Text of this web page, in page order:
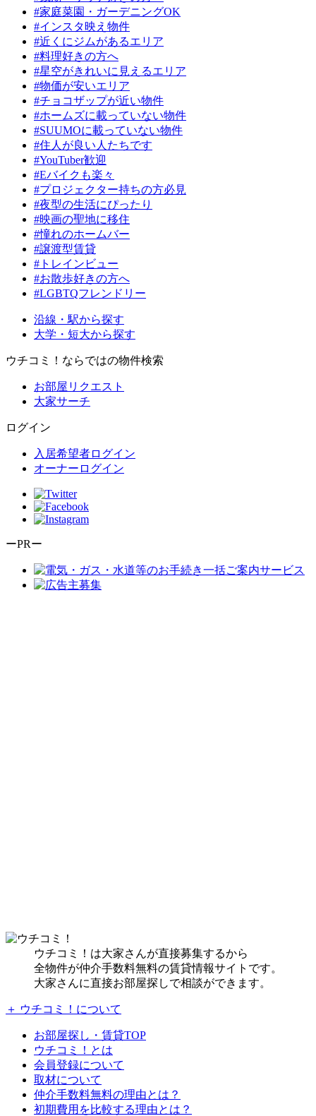
#家庭菜園・ガーデニングOK
#インスタ映え物件
#近くにジムがあるエリア
#料理好きの方へ
#星空がきれいに見えるエリア
#物価が安いエリア
#チョコザップが近い物件
#ホームズに載っていない物件
#SUUMOに載っていない物件
#住人が良い人たちです
#YouTuber歓迎
#Eバイクも楽々
#プロジェクター持ちの方必見
#夜型の生活にぴったり
#映画の聖地に移住
#憧れのホームバー
#譲渡型賃貸
#トレインビュー
#お散歩好きの方へ
#LGBTQフレンドリー
沿線・駅から探す
大学・短大から探す
ウチコミ！ならではの物件検索
お部屋リクエスト
大家サーチ
ログイン
入居希望者ログイン
オーナーログイン
ーPRー
ウチコミ！は大家さんが直接募集するから
全物件が仲介手数料無料の賃貸情報サイトです。
大家さんに直接お部屋探しで相談ができます。
＋ ウチコミ！について
お部屋探し・賃貸TOP
ウチコミ！とは
会員登録について
取材について
仲介手数料無料の理由とは？
初期費用を比較する理由とは？